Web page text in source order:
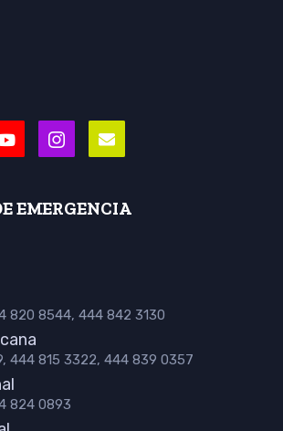
EMERGENCIA
820 8544, 444 842 3130
444 815 3322, 444 839 0357
824 0893